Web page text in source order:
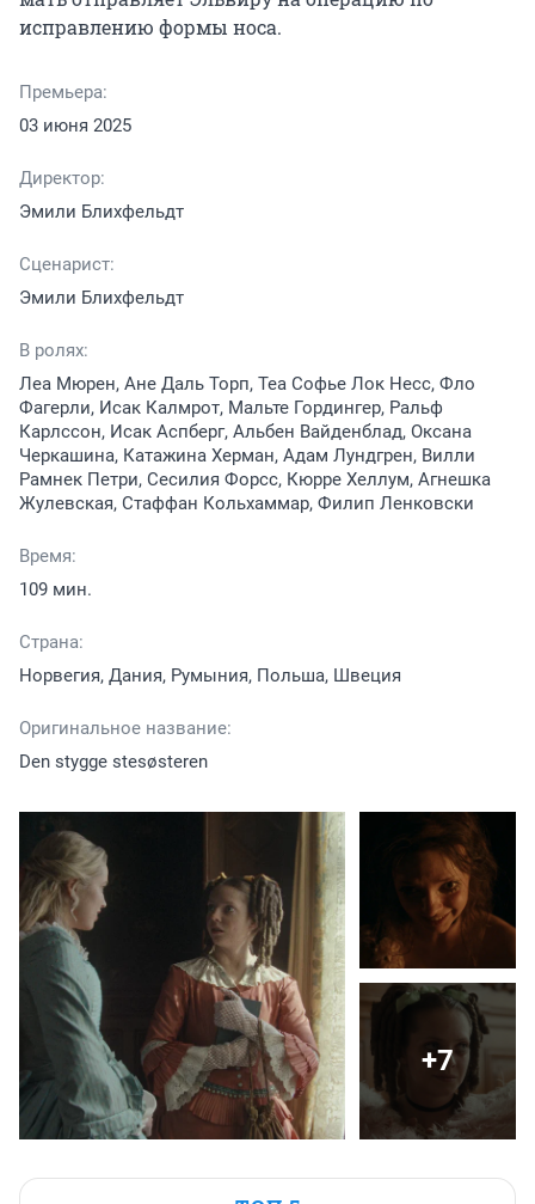
исправлению формы носа.
Премьера:
03 июня 2025
Директор:
Эмили Блихфельдт
Сценарист:
Эмили Блихфельдт
В ролях:
Леа Мюрен, Ане Даль Торп, Теа Софье Лок Несс, Фло
Фагерли, Исак Калмрот, Мальте Гордингер, Ральф
Карлссон, Исак Аспберг, Альбен Вайденблад, Оксана
Черкашина, Катажина Херман, Адам Лундгрен, Вилли
Рамнек Петри, Сесилия Форсс, Кюрре Хеллум, Агнешка
Жулевская, Стаффан Кольхаммар, Филип Ленковски
Время:
109 мин.
Страна:
Норвегия, Дания, Румыния, Польша, Швеция
Оригинальное название:
Den stygge stesøsteren
+7